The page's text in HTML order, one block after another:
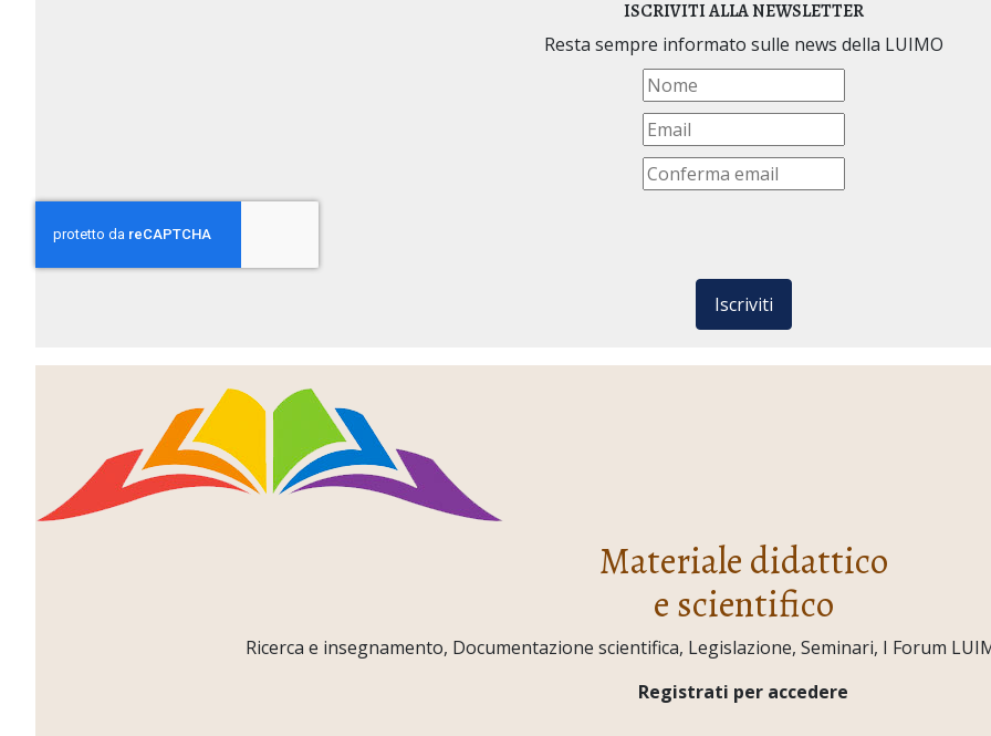
ISCRIVITI ALLA NEWSLETTER
Resta sempre informato sulle news della LUIMO
Iscriviti
Materiale didattico
e scientifico
Ricerca e insegnamento, Documentazione scientifica, Legislazione, Seminari, I Forum
Registrati per accedere